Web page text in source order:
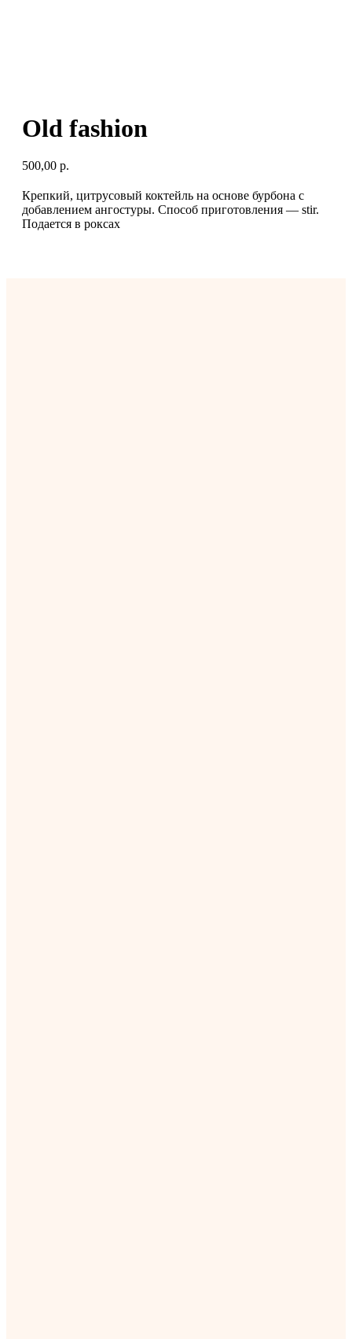
Old fashion
500,00 р.
Крепкий, цитрусовый коктейль на основе бурбона с
добавлением ангостуры. Способ приготовления — stir.
Подается в роксах